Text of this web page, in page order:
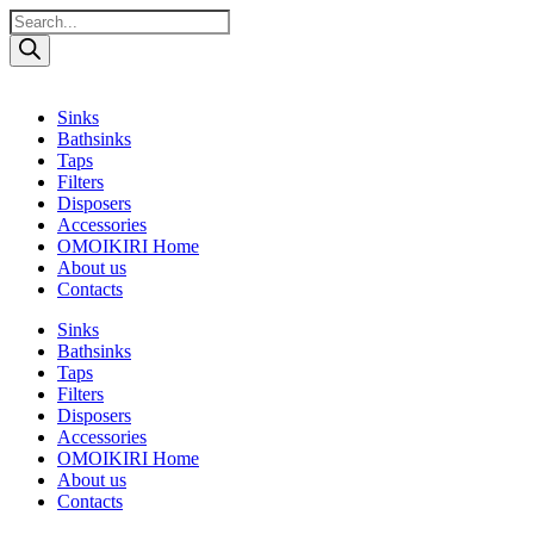
Поиск
товаров
Sinks
Bathsinks
Taps
Filters
Disposers
Accessories
OMOIKIRI Home
About us
Contacts
Sinks
Bathsinks
Taps
Filters
Disposers
Accessories
OMOIKIRI Home
About us
Contacts